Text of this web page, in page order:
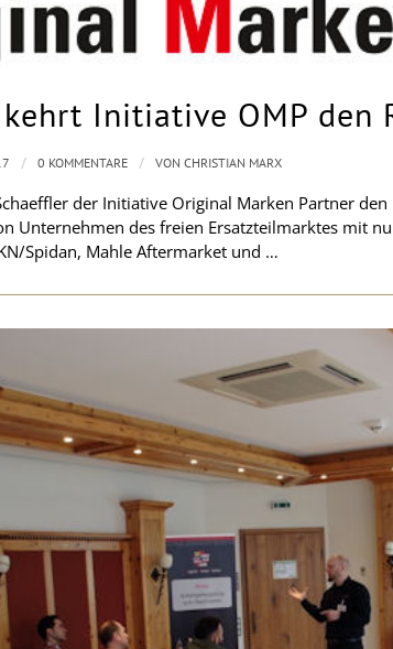
Initiative OMP den
der Initiative Original Marken Partner
Unternehmen des freien Ersatzteilmarktes mit
Spidan, Mahle Aftermarket und …
/ 0 KOMMENTARE / VON CHRISTIAN MARX